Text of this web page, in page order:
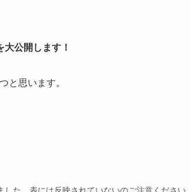
公開します！
と思います。